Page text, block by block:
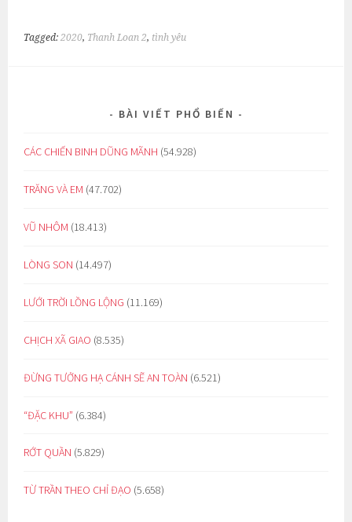
Tagged:2020, Thanh Loan 2, tình yêu
BÀI VIẾT PHỔ BIẾN
CÁC CHIẾN BINH DŨNG MÃNH (54.928)
TRĂNG VÀ EM (47.702)
VŨ NHÔM (18.413)
LÒNG SON (14.497)
LƯỚI TRỜI LỒNG LỘNG (11.169)
CHỊCH XÃ GIAO (8.535)
ĐỪNG TƯỞNG HẠ CÁNH SẼ AN TOÀN (6.521)
“ĐẶC KHU” (6.384)
RỚT QUẦN (5.829)
TỪ TRẦN THEO CHỈ ĐẠO (5.658)